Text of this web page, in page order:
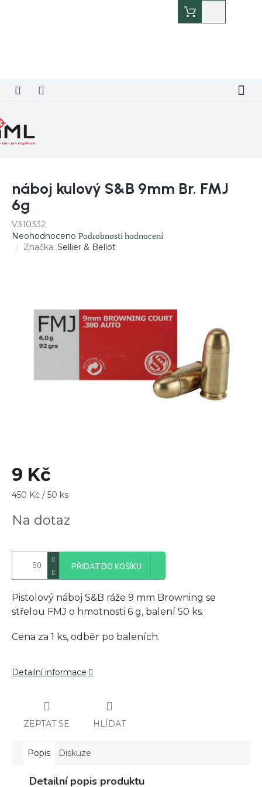
košík
náboj kulový S&B 9mm Br. FMJ
6g
V310332
Průměrné
hodnocení
hvězdiček.
Neohodnoceno Podrobnosti hodnocení
Značka: Sellier & Bellot
9 Kč
Měrná
450 Kč / 50 ks
Na dotaz
PŘIDAT DO KOŠÍKU
Pistolový náboj S&B ráže 9 mm Browning se
střelou FMJ o hmotnosti 6 g, balení 50 ks.
Cena za 1 ks, odběr po baleních.
Detailní informace
ZEPTAT SE HLÍDAT
Popis Diskuze
Detailní popis produktu